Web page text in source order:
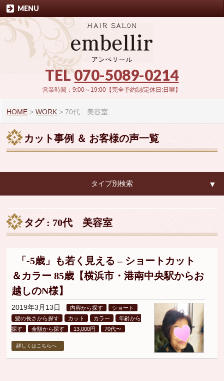
TEL070-5089-0214
営業時間：9:00～19:00【完全予約制/定休日:日曜】
MENU
HOME >WORK >70代 美容室
カット事例 ＆ お客様の声一覧
タイプ別検索 ▼
▼
タグ : 70代 美容室
「-5歳」も若く見える – ショートカット
＆カラー 85歳【横浜市・港南中央駅からお
越しのN様】
2019年3月13日 内容から探す
ショート
髪の長さから探す
カット カラー
年齢から
探す
金額から探す 13,000円 70代〜
詳しくはこちらへ